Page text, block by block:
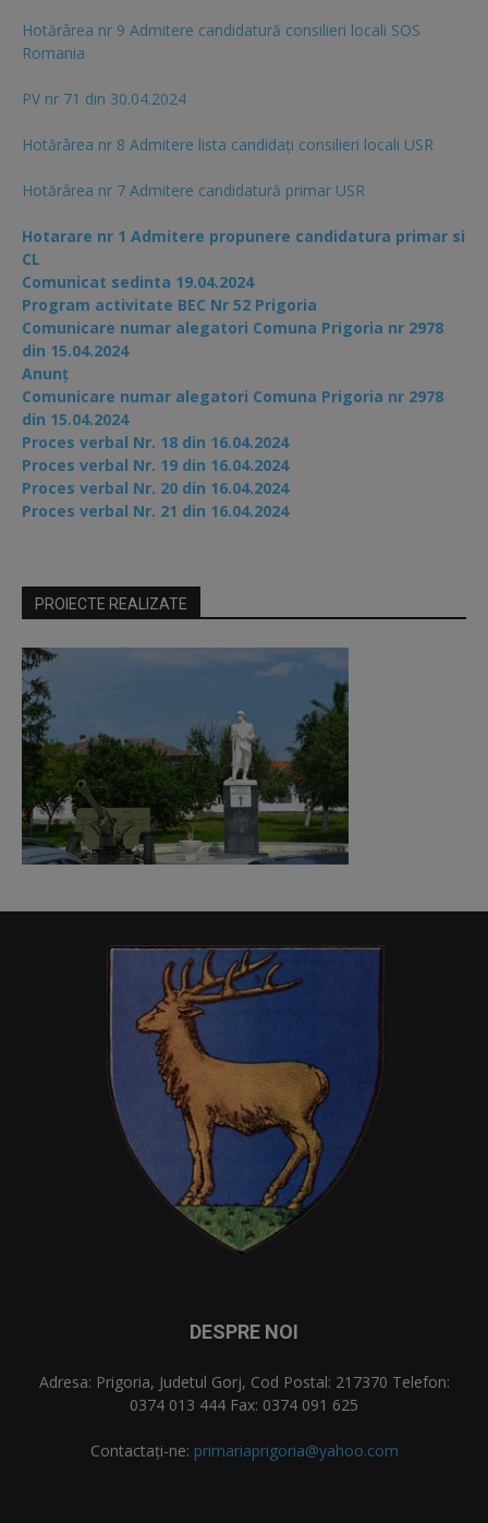
Hotărârea nr 9 Admitere candidatură consilieri locali SOS
Romania
PV nr 71 din 30.04.2024
Hotărârea nr 8 Admitere lista candidaţi consilieri locali USR
Hotărârea nr 7 Admitere candidatură primar USR
Hotarare nr 1 Admitere propunere candidatura primar si
CL
Comunicat sedinta 19.04.2024
Program activitate BEC Nr 52 Prigoria
Comunicare numar alegatori Comuna Prigoria nr 2978
din 15.04.2024
Anunț
Comunicare numar alegatori Comuna Prigoria nr 2978
din 15.04.2024
Proces verbal Nr. 18 din 16.04.2024
Proces verbal Nr. 19 din 16.04.2024
Proces verbal Nr. 20 din 16.04.2024
Proces verbal Nr. 21 din 16.04.2024
PROIECTE REALIZATE
DESPRE NOI
Adresa: Prigoria, Judetul Gorj, Cod Postal: 217370 Telefon:
0374 013 444 Fax: 0374 091 625
Contactați-ne: primariaprigoria@yahoo.com